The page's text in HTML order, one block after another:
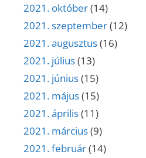
2021. október(14)
2021. szeptember(12)
2021. augusztus(16)
2021. július(13)
2021. június(15)
2021. május(15)
2021. április(11)
2021. március(9)
2021. február(14)